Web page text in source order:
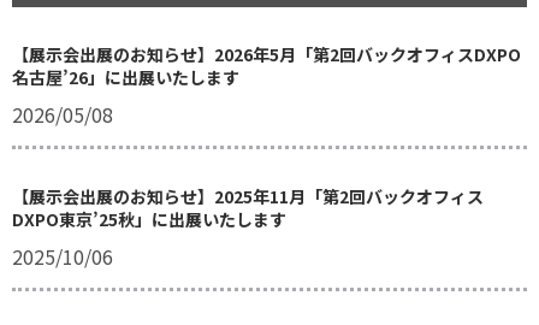
【展示会出展のお知らせ】2026年5月「第2回バックオフィスDXPO
名古屋’26」に出展いたします
2026/05/08
【展示会出展のお知らせ】2025年11月「第2回バックオフィス
DXPO東京’25秋」に出展いたします
2025/10/06